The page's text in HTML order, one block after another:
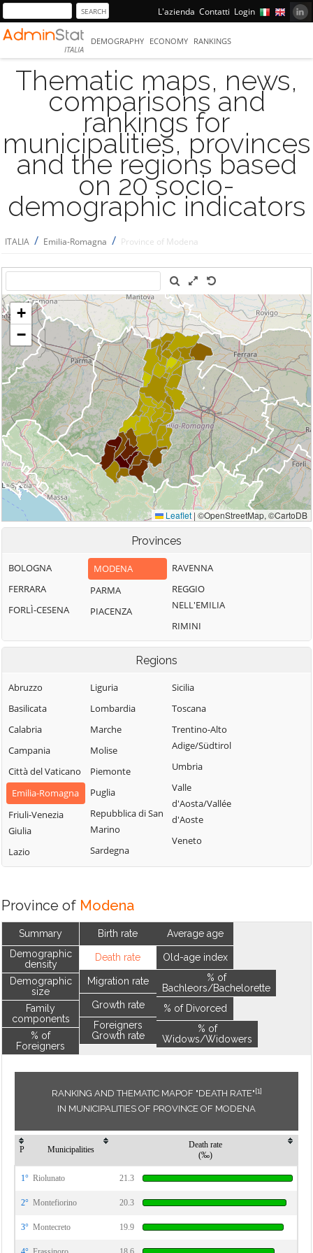
L'azienda Contatti Login
ITALIA
DEMOGRAPHY ECONOMY RANKINGS
Thematic maps, news,
comparisons and
rankings for
municipalities, provinces
and the regions based
on 20 socio-
demographic indicators
ITALIA / Emilia-Romagna / Province of Modena
Provinces
BOLOGNA
FERRARA
FORLÌ-CESENA
MODENA
PARMA
PIACENZA
RAVENNA
REGGIO
NELL'EMILIA
RIMINI
Regions
Abruzzo
Basilicata
Calabria
Campania
Città del Vaticano
Emilia-Romagna
Friuli-Venezia
Giulia
Lazio
Liguria
Lombardia
Marche
Molise
Piemonte
Puglia
Repubblica di San
Marino
Sardegna
Sicilia
Toscana
Trentino-Alto
Adige/Südtirol
Umbria
Valle
d'Aosta/Vallée
d'Aoste
Veneto
Province of Modena
Summary
Demographic
density
Demographic
size
Family
components
% of
Foreigners
Birth rate
Death rate
Migration rate
Growth rate
Foreigners
Growth rate
Average age
Old-age index
% of
Bachleors/Bachelorette
% of Divorced
% of
Widows/Widowers
RANKING AND THEMATIC MAPOF "DEATH RATE"[1]
IN MUNICIPALITIES OF PROVINCE OF MODENA
P Municipalities
Death rate
(‰)
1° Riolunato 21.3
2° Montefiorino 20.3
3° Montecreto 19.9